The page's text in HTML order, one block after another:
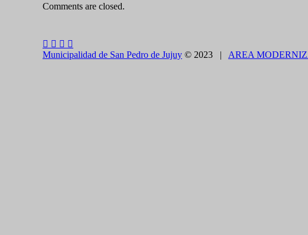
Comments are closed.
Municipalidad de San Pedro de Jujuy © 2023 | AREA